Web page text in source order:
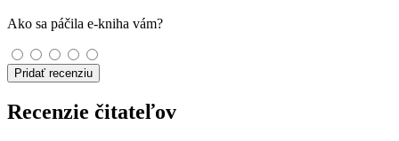
Ako sa páčila e-kniha vám?
Pridať recenziu
Recenzie čitateľov